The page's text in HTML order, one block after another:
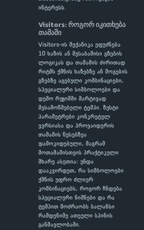
ინტერესს.
Visitors: როგორ იკითხება
თამაში
Visitors-ის მექანიკა ეფუძნება
10 ხაზის ან შესაბამისი გზების
ლოგიკას და თამაშის ძირითად
რიტმს ქმნის ხაზებზე ან მოგების
გზებზე აგებული კომბინაციები,
სპეციალური სიმბოლოები და
დემო რეჟიმში მარტივად
შესამოწმებელი ტემპი. ზუსტი
პარამეტრები კონკრეტულ
ვერსიასა და პროვაიდერის
თამაშის წესებზეა
დამოკიდებული, მაგრამ
მოთამაშისთვის პრაქტიკული
მხარე ასეთია: უნდა
დააკვირდეთ, რა სიმბოლოები
ქმნის უფრო ძლიერ
კომბინაციებს, როგორ ჩნდება
სპეციალური ნიშნები და რა
ტემპით მოძრაობს ბალანსი
რამდენიმე ათეული სპინის
განმავლობაში.